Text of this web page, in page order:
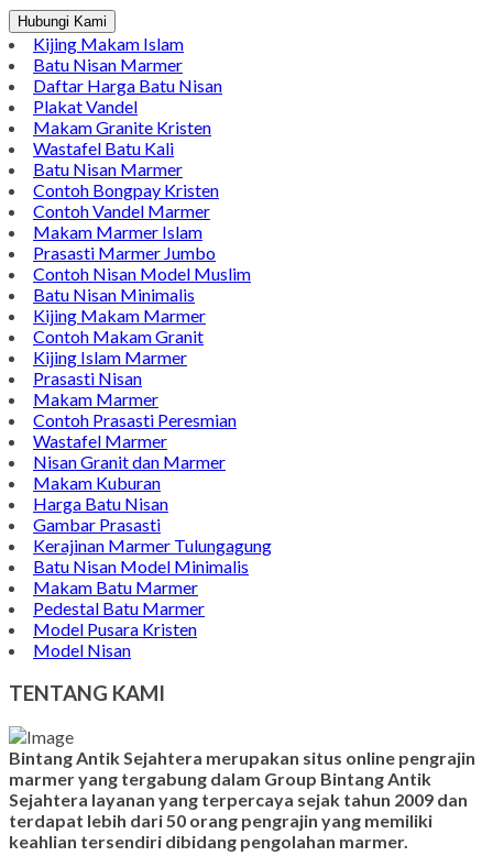
Hubungi Kami
Kijing Makam Islam
Batu Nisan Marmer
Daftar Harga Batu Nisan
Plakat Vandel
Makam Granite Kristen
Wastafel Batu Kali
Batu Nisan Marmer
Contoh Bongpay Kristen
Contoh Vandel Marmer
Makam Marmer Islam
Prasasti Marmer Jumbo
Contoh Nisan Model Muslim
Batu Nisan Minimalis
Kijing Makam Marmer
Contoh Makam Granit
Kijing Islam Marmer
Prasasti Nisan
Makam Marmer
Contoh Prasasti Peresmian
Wastafel Marmer
Nisan Granit dan Marmer
Makam Kuburan
Harga Batu Nisan
Gambar Prasasti
Kerajinan Marmer Tulungagung
Batu Nisan Model Minimalis
Makam Batu Marmer
Pedestal Batu Marmer
Model Pusara Kristen
Model Nisan
TENTANG KAMI
Bintang Antik Sejahtera merupakan situs online pengrajin
marmer yang tergabung dalam Group Bintang Antik
Sejahtera layanan yang terpercaya sejak tahun 2009 dan
terdapat lebih dari 50 orang pengrajin yang memiliki
keahlian tersendiri dibidang pengolahan marmer.